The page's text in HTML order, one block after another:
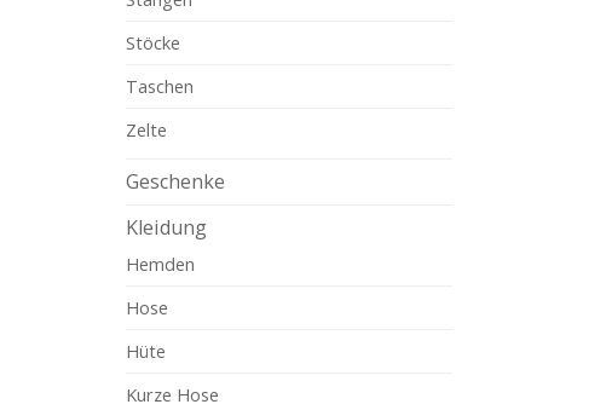
Stöcke
Taschen
Zelte
Geschenke
Kleidung
Hemden
Hose
Hüte
Kurze Hose